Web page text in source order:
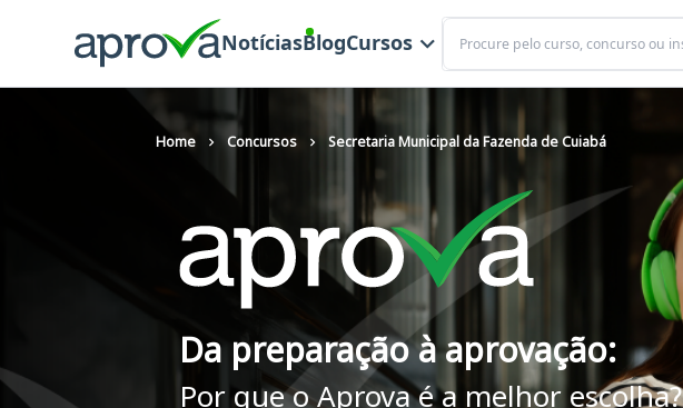
NotíciasBlogCursos
Buscar
Home Concursos Secretaria Municipal da Fazenda de Cuiabá
Da preparação à aprovação:
Por que o Aprova é a melhor escolha?